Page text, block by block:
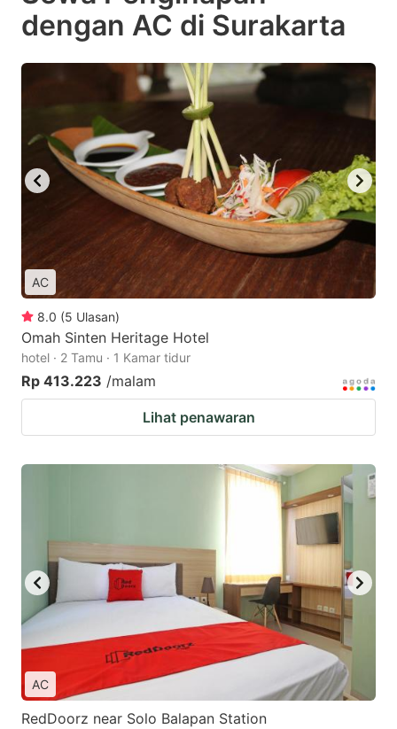
dengan AC di Surakarta
AC
8.0 (5 Ulasan)
Omah Sinten Heritage Hotel
hotel · 2 Tamu · 1 Kamar tidur
Rp 413.223 /malam
Lihat penawaran
AC
RedDoorz near Solo Balapan Station